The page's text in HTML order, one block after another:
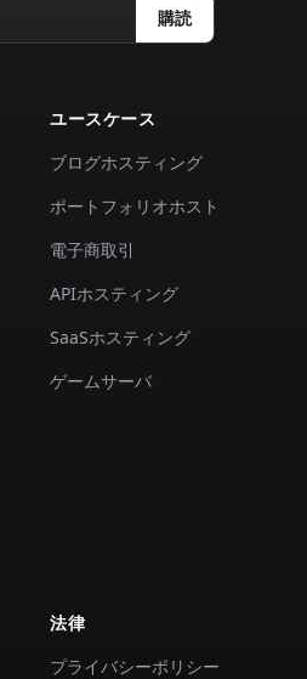
購読
ユースケース
ブログホスティング
ポートフォリオホスト
電子商取引
APIホスティング
SaaSホスティング
ゲームサーバ
法律
プライバシーポリシー